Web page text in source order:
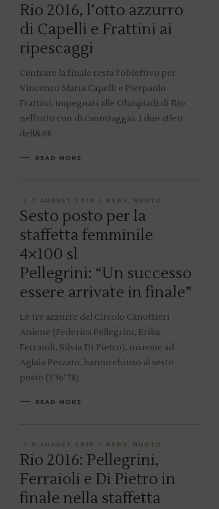
Rio 2016, l’otto azzurro
di Capelli e Frattini ai
ripescaggi
Centrare la finale resta l’obiettivo per
Vincenzo Maria Capelli e Pierpaolo
Frattini, impegnati alle Olimpiadi di Rio
nell’otto con di canottaggio. I due atleti
dell&#8
READ MORE
7 AUGUST 2016 NEWS NUOTO
Sesto posto per la
staffetta femminile
4×100 sl
Pellegrini: “Un successo
essere arrivate in finale”
Le tre azzurre del Circolo Canottieri
Aniene (Federica Pellegrini, Erika
Ferraioli, Silvia Di Pietro), insieme ad
Aglaia Pezzato, hanno chiuso al sesto
posto (3’36″78)
READ MORE
6 AUGUST 2016 NEWS NUOTO
Rio 2016: Pellegrini,
Ferraioli e Di Pietro in
finale nella staffetta